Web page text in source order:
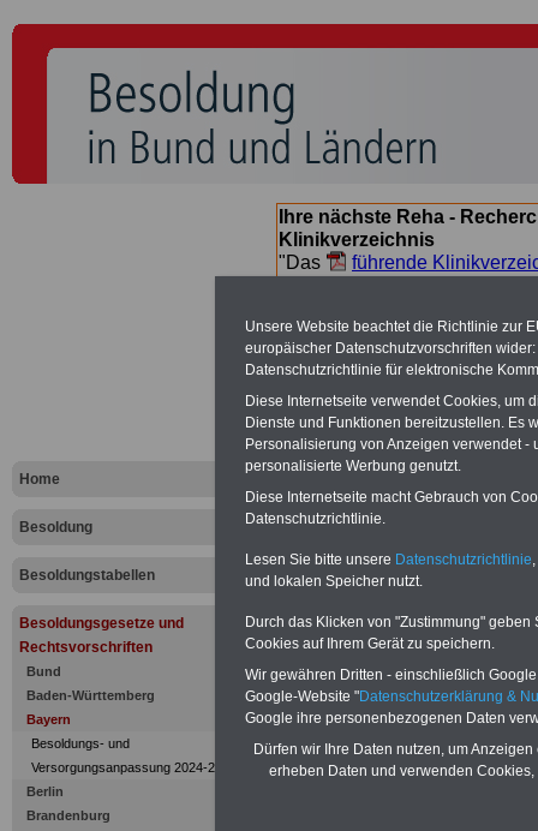
Home
Besoldung
Besoldungstabellen
Besoldungsgesetze und
Rechtsvorschriften
Bund
Baden-Württemberg
Bayern
Besoldungs- und
Versorgungsanpassung 2024-2025
Berlin
Brandenburg
Ihre nächste Reha -
Klinikverzeichnis
"Das
führende
suchen. Beamtinnen und
Angebote nach
Landes
Unsere Website beachtet die Richtlinie zur
europäischer Datenschutzvorschriften
Datenschutzrichtlinie für elektronische
Diese Internetseite verwendet Cookies, um
Dienste und Funktionen bereitzustellen. Es
Personalisierung von Anzeigen verwendet
personalisierte Werbung genutzt.
Diese Internetseite macht Gebrauch von
Datenschutzrichtlinie.
Lesen Sie bitte unsere Datenschutzrichtlinie
und lokalen Speicher nutzt.
Durch das Klicken von "Zustimmung"
Cookies auf Ihrem Gerät zu speichern.
Wir gewähren Dritten - einschließlich
Google-Website "Datenschutzerklärung &
Google ihre personenbezogenen Daten
Dürfen wir Ihre Daten nutzen, um
erheben Daten und verwenden